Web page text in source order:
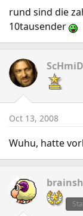
rund sind die
10tausender
Oct 13, 2008
Wuhu, hatte